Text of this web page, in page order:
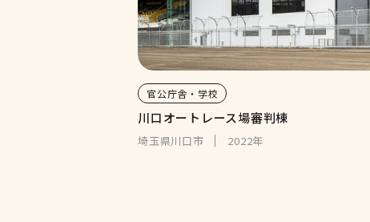
官公庁舎・学校
川口オートレース場審判棟
埼玉県川口市 2022年